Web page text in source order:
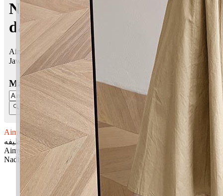
Nadhifah | Maksud Nama
dalam Islam
Aimy Nadhifah bermaksud Keberkatan; Bersih
Jawi:
أيمي نظيفه
Masukkan Nama:
Aimy Nadhifah
أيمي نظيفه
Aimy: Keberkatan
Nadhifah: Bersih
✚ Baju Baby Custom Nama 'Aimy Nadhifah'